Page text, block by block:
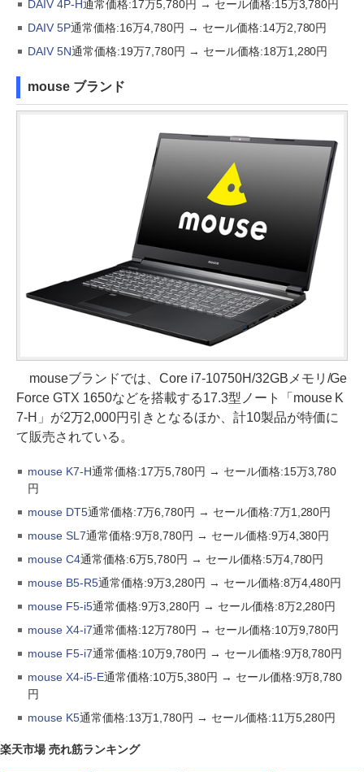
DAIV 4P-H通常価格:17万5,780円 → セール価格:15万3,780円
DAIV 5P通常価格:16万4,780円 → セール価格:14万2,780円
DAIV 5N通常価格:19万7,780円 → セール価格:18万1,280円
mouse ブランド
mouseブランドでは、Core i7-10750H/32GBメモリ/Ge
Force GTX 1650などを搭載する17.3型ノート「mouse K
7-H」が2万2,000円引きとなるほか、計10製品が特価に
て販売されている。
mouse K7-H通常価格:17万5,780円 → セール価格:15万3,780
円
mouse DT5通常価格:7万6,780円 → セール価格:7万1,280円
mouse SL7通常価格:9万8,780円 → セール価格:9万4,380円
mouse C4通常価格:6万5,780円 → セール価格:5万4,780円
mouse B5-R5通常価格:9万3,280円 → セール価格:8万4,480円
mouse F5-i5通常価格:9万3,280円 → セール価格:8万2,280円
mouse X4-i7通常価格:12万780円 → セール価格:10万9,780円
mouse F5-i7通常価格:10万9,780円 → セール価格:9万8,780円
mouse X4-i5-E通常価格:10万5,380円 → セール価格:9万8,780
円
mouse K5通常価格:13万1,780円 → セール価格:11万5,280円
楽天市場 売れ筋ランキング